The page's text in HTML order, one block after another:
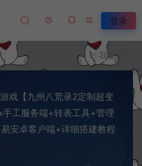
登录
我要投稿
戏【九州八荒录2定制超变
工服务端+转表工具+管理
安卓客户端+详细搭建教程